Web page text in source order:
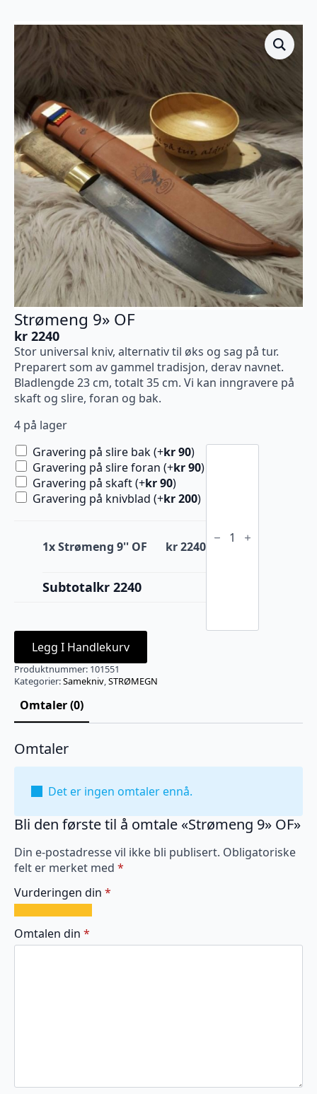
Strømeng 9» OF
kr 2240
Stor universal kniv, alternativ til øks og sag på tur.
Preparert som av gammel tradisjon, derav navnet.
Bladlengde 23 cm, totalt 35 cm. Vi kan inngravere på
skaft og slire, foran og bak.
4 på lager
Gravering på slire bak (+kr90)
Gravering på slire foran (+kr90)
Gravering på skaft (+kr90)
Gravering på knivblad (+kr200)
1xStrømeng 9'' OF kr 2240
Subtotalkr 2240
Strømeng
Legg I Handlekurv
Produktnummer: 101551
Kategorier:Samekniv,STRØMEGN
Omtaler (0)
Omtaler
Det er ingen omtaler ennå.
Bli den første til å omtale «Strømeng 9» OF»
Din e-postadresse vil ikke bli publisert. Obligatoriske
felt er merket med *
Vurderingen din *
av
5
av
5
av
5
av
5
av
5
Omtalen din *